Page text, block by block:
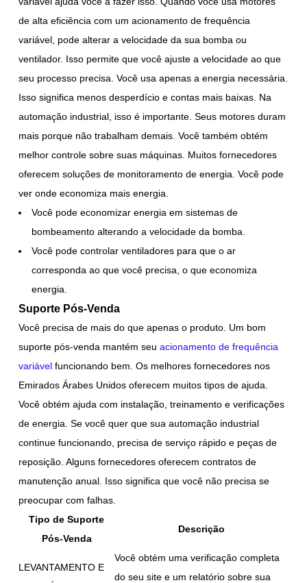
de alta eficiência com um acionamento de frequência
variável, pode alterar a velocidade da sua bomba ou
ventilador. Isso permite que você ajuste a velocidade ao que
seu processo precisa. Você usa apenas a energia necessária.
Isso significa menos desperdício e contas mais baixas. Na
automação industrial, isso é importante. Seus motores duram
mais porque não trabalham demais. Você também obtém
melhor controle sobre suas máquinas. Muitos fornecedores
oferecem soluções de monitoramento de energia. Você pode
ver onde economiza mais energia.
Você pode economizar energia em sistemas de
bombeamento alterando a velocidade da bomba.
Você pode controlar ventiladores para que o ar
corresponda ao que você precisa, o que economiza
energia.
Suporte Pós-Venda
Você precisa de mais do que apenas o produto. Um bom
suporte pós-venda mantém seuacionamento de frequência
variável funcionando bem. Os melhores fornecedores nos
Emirados Árabes Unidos oferecem muitos tipos de ajuda.
Você obtém ajuda com instalação, treinamento e verificações
de energia. Se você quer que sua automação industrial
continue funcionando, precisa de serviço rápido e peças de
reposição. Alguns fornecedores oferecem contratos de
manutenção anual. Isso significa que você não precisa se
preocupar com falhas.
Tipo de Suporte
Pós-Venda
Descrição
LEVANTAMENTO E
Você obtém uma verificação completa
do seu site e um relatório sobre sua